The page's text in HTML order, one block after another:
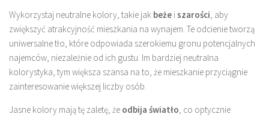
Wykorzystaj neutralne kolory, takie jak beże iszarości , aby
zwiększyć atrakcyjność mieszkania na wynajem. Te odcienie tworzą
uniwersalne tło, które odpowiada szerokiemu gronu potencjalnych
najemców, niezależnie od ich gustu. Im bardziej neutralna
kolorystyka, tym większa szansa na to, że mieszkanie przyciągnie
zainteresowanie większej liczby osób.
Jasne kolory mają tę zaletę, że odbija światło , co optycznie